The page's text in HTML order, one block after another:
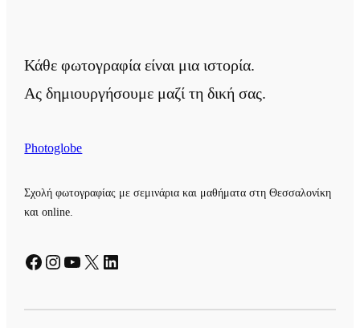
Κάθε φωτογραφία είναι μια ιστορία.
Ας δημιουργήσουμε μαζί τη δική σας.
Photoglobe
Σχολή φωτογραφίας με σεμινάρια και μαθήματα στη Θεσσαλονίκη
και online.
Facebook
Instagram
YouTube
X Linkedin